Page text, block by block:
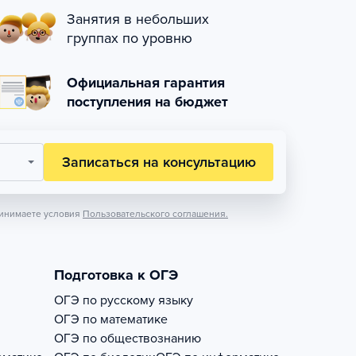
Занятия в небольших
группах по уровню
Официальная гарантия
поступления на бюджет
Записаться на консультацию
условия Пользовательского соглашения.
Подготовка к ОГЭ
ОГЭ по русскому языку
ОГЭ по математике
ОГЭ по обществознанию